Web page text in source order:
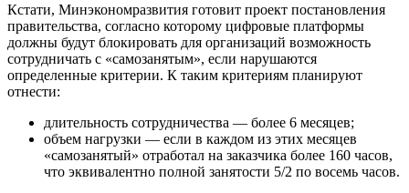
Кстати, Минэкономразвития готовит проект постановления
правительства, согласно которому цифровые платформы
должны будут блокировать для организаций возможность
сотрудничать с «самозанятым», если нарушаются
определенные критерии. К таким критериям планируют
отнести:
длительность сотрудничества — более 6 месяцев;
объем нагрузки — если в каждом из этих месяцев
«самозанятый» отработал на заказчика более 160 часов,
что эквивалентно полной занятости 5/2 по восемь часов.